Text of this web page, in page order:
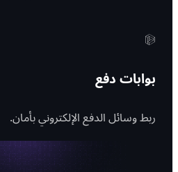
بوابات دفع
ربط وسائل الدفع الإلكتروني بأمان.